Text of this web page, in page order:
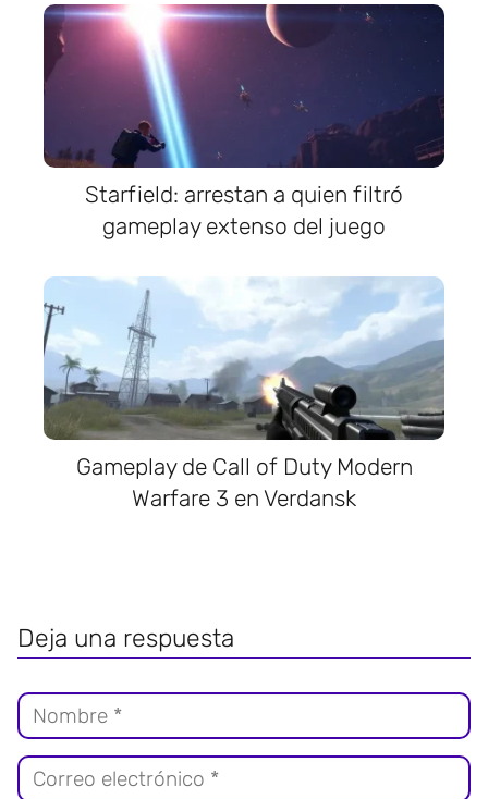
Starfield: arrestan a quien filtró
gameplay extenso del juego
Gameplay de Call of Duty Modern
Warfare 3 en Verdansk
Deja una respuesta